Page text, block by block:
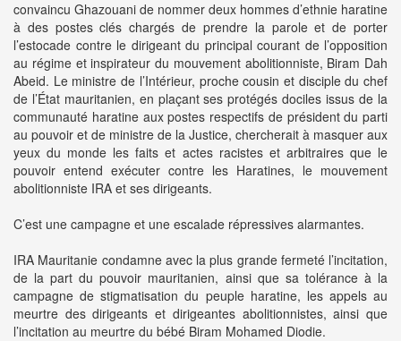
convaincu Ghazouani de nommer deux hommes d’ethnie haratine
à des postes clés chargés de prendre la parole et de porter
l’estocade contre le dirigeant du principal courant de l’opposition
au régime et inspirateur du mouvement abolitionniste, Biram Dah
Abeid. Le ministre de l’Intérieur, proche cousin et disciple du chef
de l’État mauritanien, en plaçant ses protégés dociles issus de la
communauté haratine aux postes respectifs de président du parti
au pouvoir et de ministre de la Justice, chercherait à masquer aux
yeux du monde les faits et actes racistes et arbitraires que le
pouvoir entend exécuter contre les Haratines, le mouvement
abolitionniste IRA et ses dirigeants.
C’est une campagne et une escalade répressives alarmantes.
IRA Mauritanie condamne avec la plus grande fermeté l’incitation,
de la part du pouvoir mauritanien, ainsi que sa tolérance à la
campagne de stigmatisation du peuple haratine, les appels au
meurtre des dirigeants et dirigeantes abolitionnistes, ainsi que
l’incitation au meurtre du bébé Biram Mohamed Diodie.